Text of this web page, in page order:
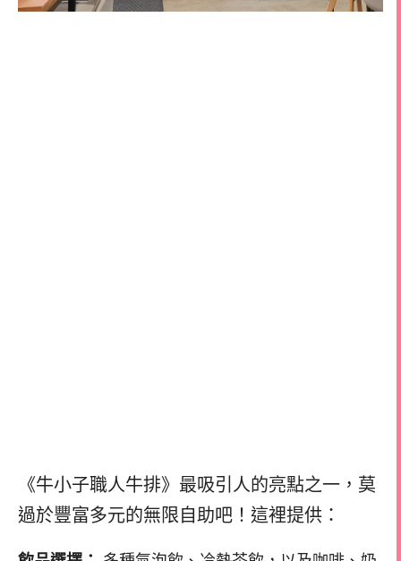
《牛小子職人牛排》最吸引人的亮點之一，莫
過於豐富多元的無限自助吧！這裡提供：